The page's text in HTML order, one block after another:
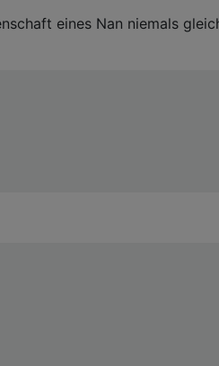
eines Nan niemals